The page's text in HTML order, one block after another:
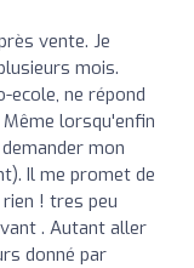
vente. Je
mois.
ecole, ne répond
lorsqu'enfin
mon
Il me promet de
! tres peu
. Autant aller
donné par